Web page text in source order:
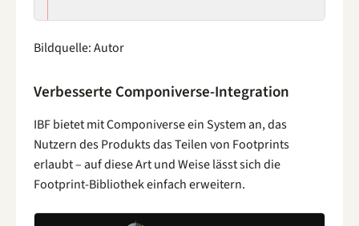
Bildquelle: Autor
Verbesserte Componiverse-Integration
IBF bietet mit Componiverse ein System an, das
Nutzern des Produkts das Teilen von Footprints
erlaubt – auf diese Art und Weise lässt sich die
Footprint-Bibliothek einfach erweitern.